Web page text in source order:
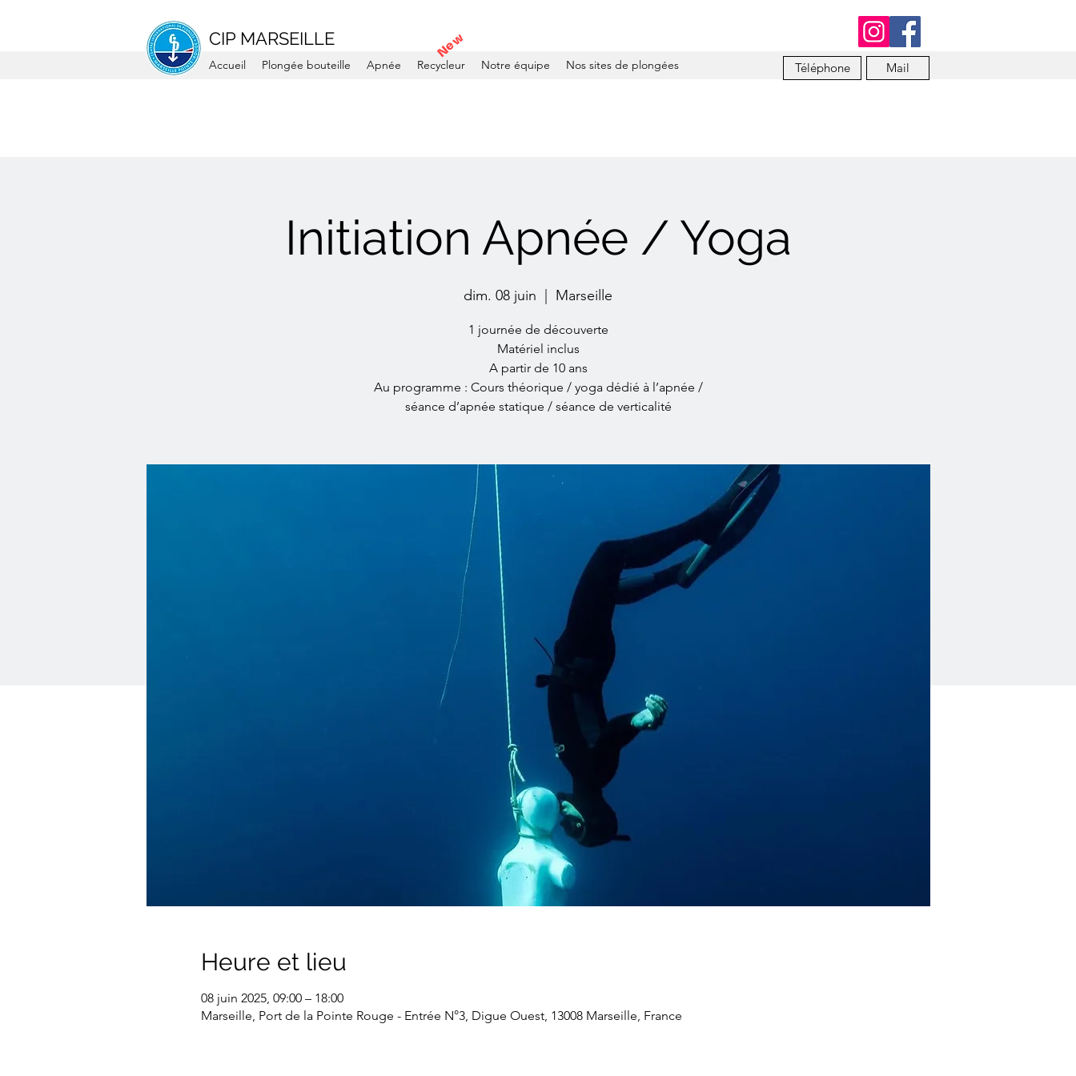
CIP MARSEILLE
Accueil Plongée bouteille Apnée Recycleur Notre équipe Nos sites de plongées Mail
Téléphone
New
Initiation Apnée / Yoga
dim. 08 juin Marseille
1 journée de découverte
Matériel inclus
A partir de 10 ans
Au programme : Cours théorique / yoga dédié à l’apnée /
séance d’apnée statique / séance de verticalité
Heure et lieu
08 juin 2025, 09:00 – 18:00
Marseille, Port de la Pointe Rouge - Entrée N°3, Digue Ouest, 13008 Marseille, France